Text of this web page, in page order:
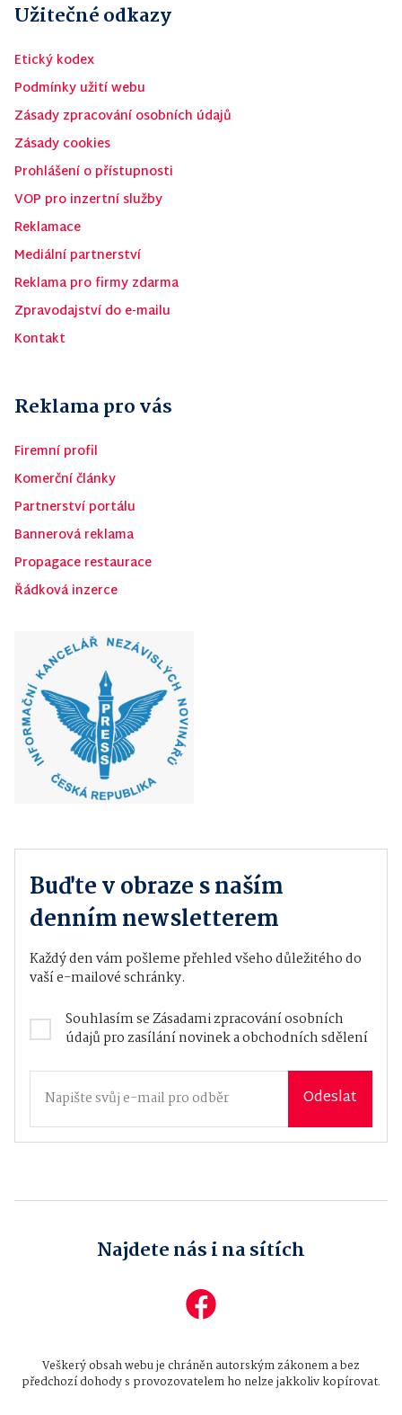
Užitečné odkazy
Etický kodex
Podmínky užití webu
Zásady zpracování osobních údajů
Zásady cookies
Prohlášení o přístupnosti
VOP pro inzertní služby
Reklamace
Mediální partnerství
Reklama pro firmy zdarma
Zpravodajství do e-mailu
Kontakt
Reklama pro vás
Firemní profil
Komerční články
Partnerství portálu
Bannerová reklama
Propagace restaurace
Řádková inzerce
Buďte v obraze s naším
denním newsletterem
Každý den vám pošleme přehled všeho důležitého do
vaší e-mailové schránky.
Souhlasím seZásadami zpracování osobních
údajůpro zasílání novinek a obchodních sdělení
Odeslat
Najdete nás i na sítích
Veškerý obsah webu je chráněn autorským zákonem a bez
předchozí dohody s provozovatelem ho nelze jakkoliv kopírovat.